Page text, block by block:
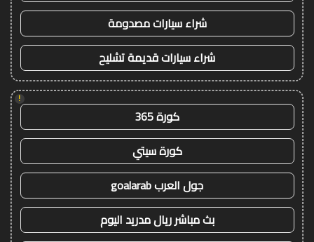
شراء سيارات مصدومة
شراء سيارات قديمة تشليح
!
كورة 365
كورة سيتي
جول العرب goalarab
بث مباشر ريال مدريد اليوم